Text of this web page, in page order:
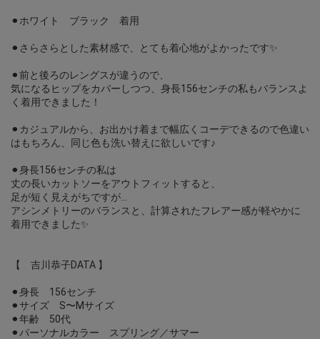
⚫︎ホワイト ブラック 着用
⚫︎さらさらとした素材感で、とても着心地がよかったです✨
⚫︎前と後ろのレングスが違うので、
気になるヒップをカバーしつつ、身長156センチの私もバランスよ
く着用できました！
⚫︎カジュアルから、お出かけ着まで幅広くコーデできるので色違い
はもちろん、同じ色も洗い替えに欲しいです♪
⚫︎身長156センチの私は
丈の長いカットソーをアウトフィットすると、
足が短く見えがちですが…
アシンメトリーのバランスと、計算されたフレアー感が軽やかに
着用できました✨
【 吉川恭子DATA 】
⚫︎身長 156センチ
⚫︎サイズ S〜Mサイズ
⚫︎年齢 50代
⚫︎パーソナルカラー スプリング／サマー